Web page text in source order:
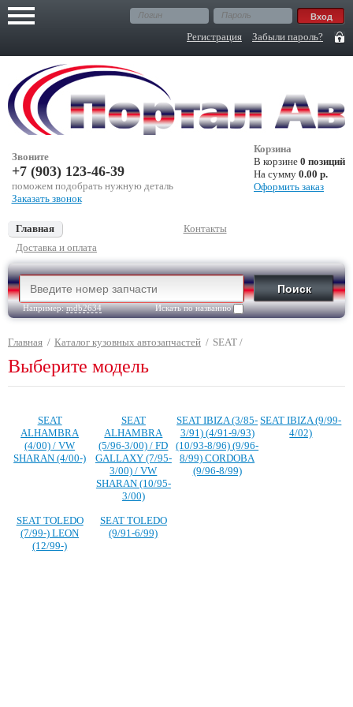
Регистрация Забыли пароль?
Корзина
В корзине 0 позиций
На сумму 0.00 р.
Оформить заказ
Звоните
+7 (903) 123-46-39
поможем подобрать нужную деталь
Заказать звонок
Главная
Контакты
Доставка и оплата
Например:mdb2634 Искать по названию
Главная / Каталог кузовных автозапчастей / SEAT /
Выберите модель
SEAT
ALHAMBRA
(4/00) / VW
SHARAN (4/00-)
SEAT
ALHAMBRA
(5/96-3/00) / FD
GALLAXY (7/95-
3/00) / VW
SHARAN (10/95-
3/00)
SEAT IBIZA (3/85-
3/91) (4/91-9/93)
(10/93-8/96) (9/96-
8/99) CORDOBA
(9/96-8/99)
SEAT IBIZA (9/99-
4/02)
SEAT TOLEDO
(7/99-) LEON
(12/99-)
SEAT TOLEDO
(9/91-6/99)